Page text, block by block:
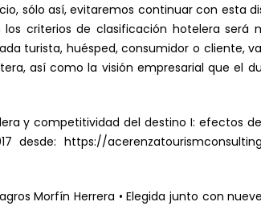
sólo así, evitaremos continuar con esta
criterios de clasificación hotelera será
turista, huésped, consumidor o cliente,
así como la visión empresarial que el
y competitividad del destino I: efectos
desde: https://
Morfín Herrera • Elegida junto con